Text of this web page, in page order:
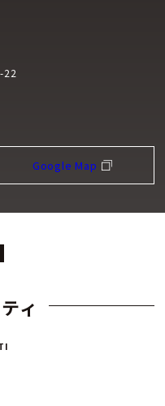
22
Google Map
ィ